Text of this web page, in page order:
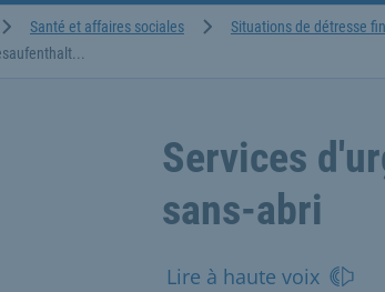
Santé et affaires sociales Situations de détresse
Services
sans-abri
Lire à haute voix